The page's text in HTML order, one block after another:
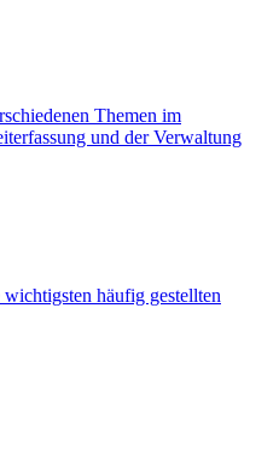
Themen im
und der Verwaltung
häufig gestellten